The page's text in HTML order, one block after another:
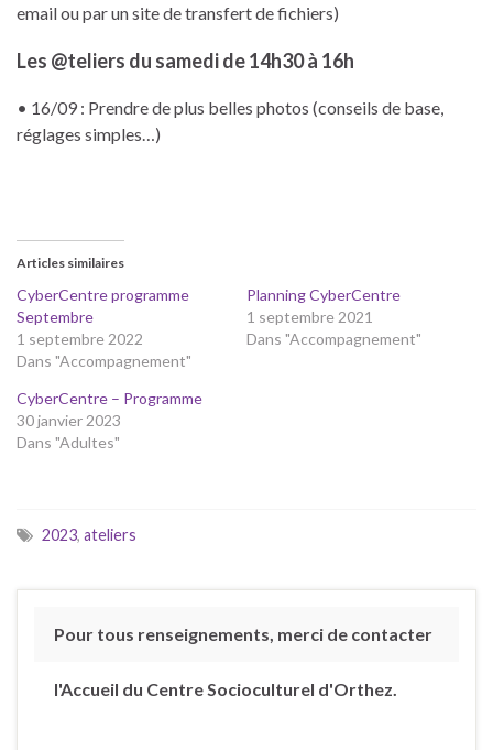
email ou par un site de transfert de fichiers)
Les @teliers du samedi de 14h30 à 16h
• 16/09 : Prendre de plus belles photos (conseils de base,
réglages simples…)
Articles similaires
CyberCentre programme
Septembre
1 septembre 2022
Dans "Accompagnement"
Planning CyberCentre
1 septembre 2021
Dans "Accompagnement"
CyberCentre – Programme
30 janvier 2023
Dans "Adultes"
2023, ateliers
Pour tous renseignements, merci de contacter
l'Accueil du Centre Socioculturel d'Orthez.